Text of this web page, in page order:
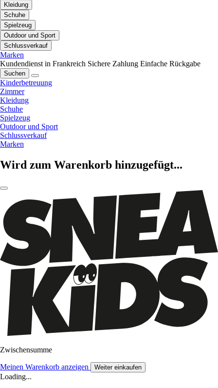
Kleidung
Schuhe
Spielzeug
Outdoor und Sport
Schlussverkauf
Marken
Kundendienst in Frankreich Sichere Zahlung Einfache Rückgabe
Suchen
Kinderbetreuung
Zimmer
Kleidung
Schuhe
Spielzeug
Outdoor und Sport
Schlussverkauf
Marken
Wird zum Warenkorb hinzugefügt...
Zwischensumme
Meinen Warenkorb anzeigen Weiter einkaufen
Loading...